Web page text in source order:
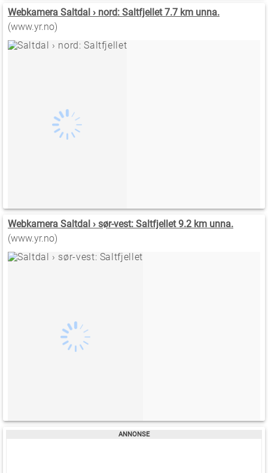
Webkamera Saltdal › nord: Saltfjellet 7.7 km unna.
(www.yr.no)
Webkamera Saltdal › sør-vest: Saltfjellet 9.2 km unna.
(www.yr.no)